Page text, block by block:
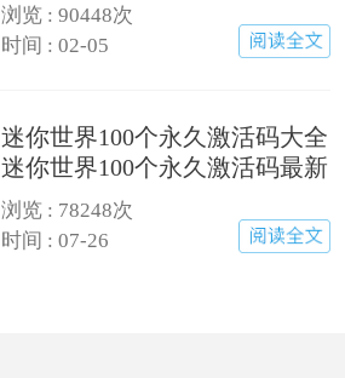
浏览 : 90448次
时间 : 02-05
迷你世界100个永久激活码大全
迷你世界100个永久激活码最新
版(有效)
浏览 : 78248次
时间 : 07-26